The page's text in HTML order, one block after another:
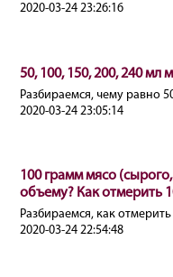
2020-03-24 23:26:16
50, 100, 150, 200, 240 мл
Разбираемся, чему равно
2020-03-24 23:05:14
100 грамм мясо
объему? Как отмерить
Разбираемся, как
2020-03-24 22:54:48